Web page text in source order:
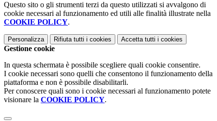
Questo sito o gli strumenti terzi da questo utilizzati si avvalgono di
cookie necessari al funzionamento ed utili alle finalità illustrate nella
COOKIE POLICY.
Personalizza Rifiuta tutti i cookies Accetta tutti i cookies
Gestione cookie
In questa schermata è possibile scegliere quali cookie consentire.
I cookie necessari sono quelli che consentono il funzionamento della
piattaforma e non è possibile disabilitarli.
Per conoscere quali sono i cookie necessari al funzionamento potete
visionare la COOKIE POLICY.